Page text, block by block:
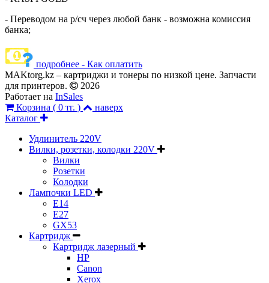
- Переводом на р/сч через любой банк - возможна комиссия
банка;
подробнее - Как оплатить
MAKtorg.kz – картриджи и тонеры по низкой цене. Запчасти
для принтеров.
2026
Работает на InSales
Корзина ( 0 тг. )
наверх
Каталог
Удлинитель 220V
Вилки, розетки, колодки 220V
Вилки
Розетки
Колодки
Лампочки LED
E14
E27
GX53
Картридж
Картридж лазерный
HP
Canon
Xerox